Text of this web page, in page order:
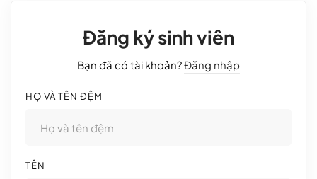
Đăng ký sinh viên
Bạn đã có tài khoản?Đăng nhập
HỌ VÀ TÊN ĐỆM
TÊN